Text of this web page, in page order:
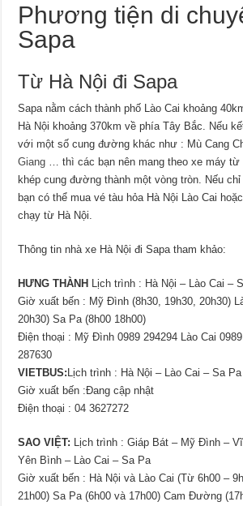
Phương tiện di
Sapa
Từ Hà Nội đi Sapa
Sapa nằm cách thành phố Lào Cai khoảng
Hà Nội khoảng 370km về phía Tây Bắc. Nếu
với một số cung đường khác như : Mù Cang
Giang … thì các bạn nên mang theo xe máy từ
khép cung đường thành một vòng tròn. Nếu
bạn có thể mua vé tàu hỏa Hà Nội Lào Cai
chạy từ Hà Nội.
Thông tin nhà xe Hà Nội đi Sapa tham khảo:
HƯNG THÀNH Lịch trình : Hà Nội – Lào Cai –
Giờ xuất bến : Mỹ Đình (8h30, 19h30, 20h30)
20h30) Sa Pa (8h00 18h00)
Điện thoại : Mỹ Đình 0989 294294 Lào Cai
287630
VIETBUS:Lịch trình : Hà Nội – Lào Cai – Sa Pa
Giờ xuất bến :Đang cập nhật
Điện thoại : 04 3627272
SAO VIỆT: Lịch trình : Giáp Bát – Mỹ Đình –
Yên Bình – Lào Cai – Sa Pa
Giờ xuất bến : Hà Nội và Lào Cai (Từ 6h00 –
21h00) Sa Pa (6h00 và 17h00) Cam Đường